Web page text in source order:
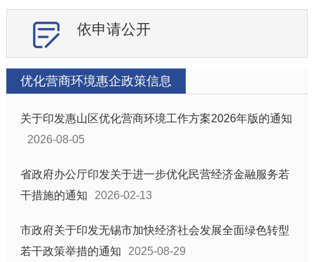
食品药品安全
社会救助
公共文化体育
机构公开
行政权力运行
处罚强制信息
重点工作
重大项目
依申请公开
优化营商环境惠企政策信息
关于印发惠山区优化营商环境工作方案2026年版的通知
2026-08-05
省政府办公厅印发关于进一步优化民营经济金融服务若
干措施的通知
2026-02-13
市政府关于印发无锡市加快经济社会发展全面绿色转型
若干政策举措的通知
2025-08-29